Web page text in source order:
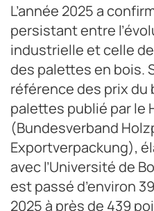
L’année 2025 a
persistant entre
industrielle et celle
des palettes en bois.
référence des prix du
palettes publié par le
(Bundesverband
Exportverpackung),
avec l’Université de
est passé d’environ
2025 à près de 439